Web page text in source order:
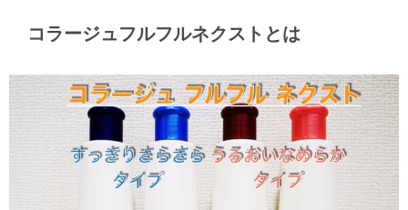
コラージュフルフルネクストとは